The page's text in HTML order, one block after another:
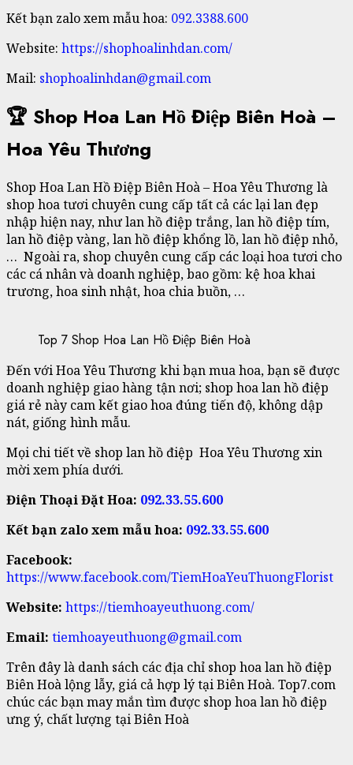
Kết bạn zalo xem mẫu hoa: 092.3388.600
Website: https://shophoalinhdan.com/
Mail: shophoalinhdan@gmail.com
🏆 Shop Hoa Lan Hồ Điệp Biên Hoà –
Hoa Yêu Thương
Shop Hoa Lan Hồ Điệp Biên Hoà – Hoa Yêu Thương là
shop hoa tươi chuyên cung cấp tất cả các lại lan đẹp
nhập hiện nay, như lan hồ điệp trắng, lan hồ điệp tím,
lan hồ điệp vàng, lan hồ điệp khổng lồ, lan hồ điệp nhỏ,
… Ngoài ra, shop chuyên cung cấp các loại hoa tươi cho
các cá nhân và doanh nghiệp, bao gồm: kệ hoa khai
trương, hoa sinh nhật, hoa chia buồn, …
Top 7 Shop Hoa Lan Hồ Điệp Biên Hoà
Đến với Hoa Yêu Thương khi bạn mua hoa, bạn sẽ được
doanh nghiệp giao hàng tận nơi; shop hoa lan hồ điệp
giá rẻ này cam kết giao hoa đúng tiến độ, không dập
nát, giống hình mẫu.
Mọi chi tiết về shop lan hồ điệp Hoa Yêu Thương xin
mời xem phía dưới.
Điện Thoại Đặt Hoa: 092.33.55.600
Kết bạn zalo xem mẫu hoa: 092.33.55.600
Facebook:
https://www.facebook.com/TiemHoaYeuThuongFlorist
Website: https://tiemhoayeuthuong.com/
Email: tiemhoayeuthuong@gmail.com
Trên đây là danh sách các địa chỉ shop hoa lan hồ điệp
Biên Hoà lộng lẫy, giá cả hợp lý tại Biên Hoà. Top7.com
chúc các bạn may mắn tìm được shop hoa lan hồ điệp
ưng ý, chất lượng tại Biên Hoà